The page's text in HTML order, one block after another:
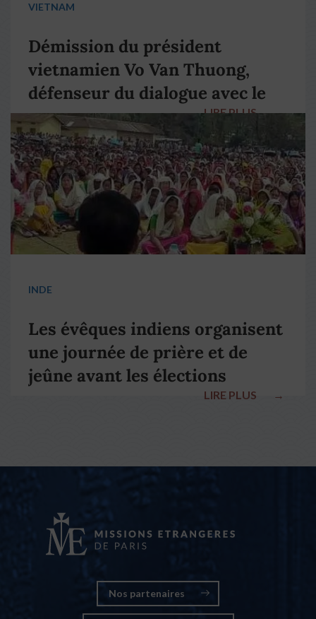
VIETNAM
Démission du président
vietnamien Vo Van Thuong,
défenseur du dialogue avec le
pape François
LIRE PLUS →
INDE
Les évêques indiens organisent
une journée de prière et de
jeûne avant les élections
LIRE PLUS →
Nos partenaires